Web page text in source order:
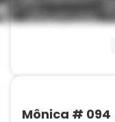
Mônica # 094